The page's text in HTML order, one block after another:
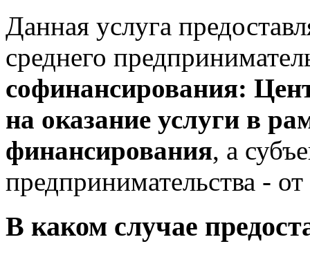
Данная услуга
среднего
софинансирования:
на оказание услуги в
финансирования, а
предпринимательства -
В каком случае